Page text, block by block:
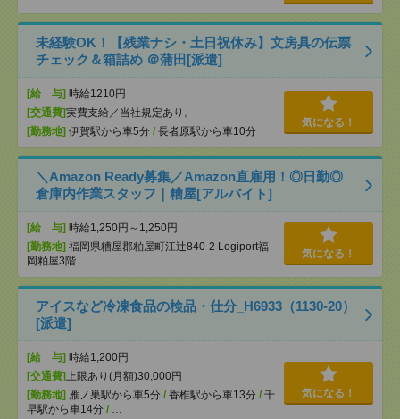
未経験OK！【残業ナシ・土日祝休み】文房具の伝票
チェック＆箱詰め ＠蒲田[派遣]
[給 与] 時給1210円
[交通費]実費支給／当社規定あり。
[勤務地] 伊賀駅から車5分 / 長者原駅から車10分
気になる！
＼Amazon Ready募集／Amazon直雇用！◎日勤◎
倉庫内作業スタッフ｜糟屋[アルバイト]
[給 与] 時給1,250円～1,250円
[勤務地] 福岡県糟屋郡粕屋町江辻840-2 Logiport福
岡粕屋3階
気になる！
アイスなど冷凍食品の検品・仕分_H6933（1130-20）
[派遣]
[給 与] 時給1,200円
[交通費]上限あり(月額)30,000円
[勤務地] 雁ノ巣駅から車5分 / 香椎駅から車13分 / 千
早駅から車14分 / …
気になる！